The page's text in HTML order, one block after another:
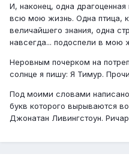
И, наконец, одна
всю мою жизнь. Одна птица,
величайшего знания, одна
навсегда... подоспели в мою
Неровным почерком на
солнце я пишу: Я Тимур.
Под моими словами
букв которого вырываются
Джонатан Ливингстоун.